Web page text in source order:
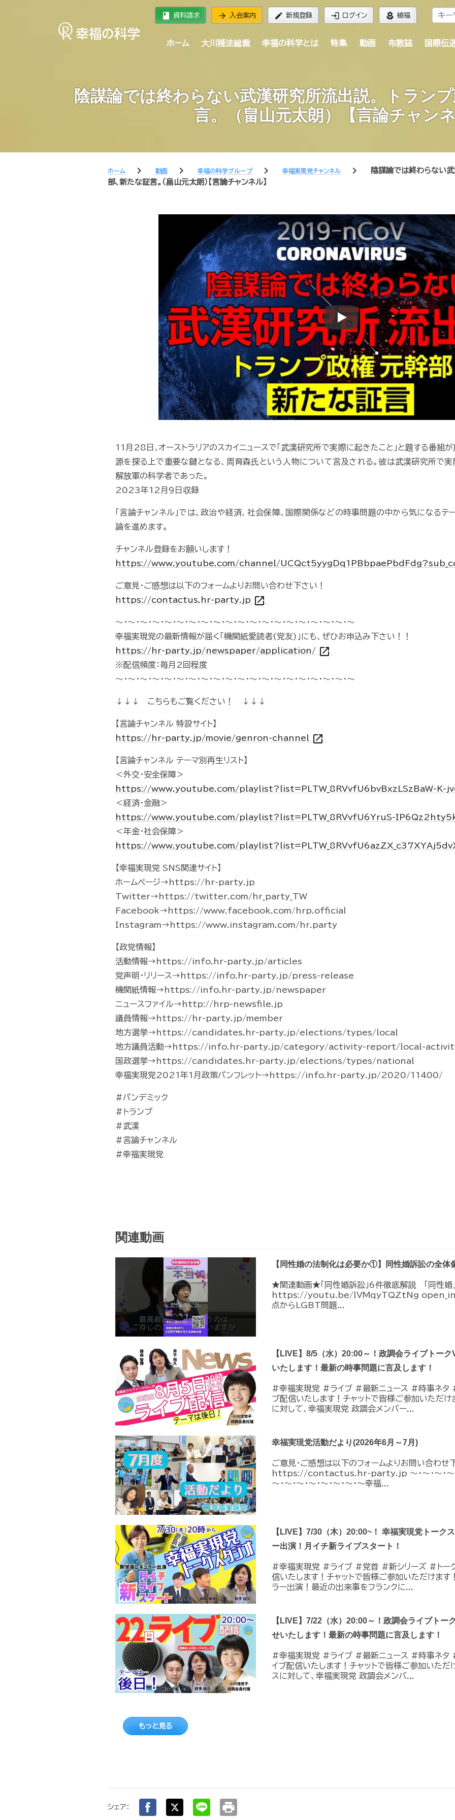
book 資料請求 arrow_forward 入会案内 edit 新規登録 login ログイン local_florist 植福
ホーム 大川隆法総裁 幸福の科学とは 特集 動画 布教誌 国際伝
陰謀論では終わらない武漢研究所流出説。トラン
言。（畠山元太朗）【言論チャン
ホーム chevron_right 動画 chevron_right 幸福の科学グループ chevron_right 幸福実現党チャンネル chevron_right
陰謀論では終わらない
部､新たな証言。（畠山元太朗）【言論チャンネル】
Play
11月28日､オーストラリアのスカイニュースで「武漢研究所で実際に起きたこと」と題する番組
源を探る上で重要な鍵となる、周育森氏という人物について言及される。彼は武漢研究所で
解放軍の科学者であった。
2023年12月9日収録
「言論チャンネル」では、政治や経済、社会保障、国際関係などの時事問題の中から気になる
論を進めます。
チャンネル登録をお願いします！
https://www.youtube.com/channel/
ご意見・ご感想は以下のフォームよりお問い合わせ下さい！
https://contactus.hr-party.jp open_in_new
～・～・～・～・～・～・～・～・～・～・～・～・～・～・～・～・～・～・～・～
幸福実現党の最新情報が届く「機関紙愛読者(党友)」にも、ぜひお申込み下さい！！
https://hr-party.jp/newspaper/application/ open_in_new
※配信頻度：毎月2回程度
～・～・～・～・～・～・～・～・～・～・～・～・～・～・～・～・～・～・～・～
↓↓↓ こちらもご覧ください！ ↓↓↓
【言論チャンネル 特設サイト】
https://hr-party.jp/movie/genron-channel
open_in_new
【言論チャンネル テーマ別再生リスト】
＜外交・安全保障＞
https://www.youtube.com/playlist?list=PLTW_8RVvfU6bvBxzLSzBaW-K-
＜経済・金融＞
https://www.youtube.com/playlist?list=PLTW_8RVvfU6YruS-
＜年金・社会保障＞
https://www.youtube.com/
【幸福実現党 SNS関連サイト】
ホームページ→https://hr-party.jp
Twitter→https://twitter.com/hr_party_TW
Facebook→https://www.facebook.com/hrp.official
Instagram→https://www.instagram.com/hr.party
【政党情報】
活動情報→https://info.hr-party.jp/articles
党声明・リリース→https://info.hr-party.jp/press-release
機関紙情報→https://info.hr-party.jp/newspaper
ニュースファイル→http://hrp-newsfile.jp
議員情報→https://hr-party.jp/member
地方選挙→https://candidates.hr-party.jp/elections/types/local
地方議員活動→https://info.hr-party.jp/category/activity-report/local-
国政選挙→https://candidates.hr-party.jp/elections/types/national
幸福実現党2021年1月政策パンフレット→https://info.hr-party.jp/2020/11400/
#パンデミック
#トランプ
#武漢
#言論チャンネル
#幸福実現党
関連動画
【同性婚の法制化は必要か①】同性婚訴訟の全体
★関連動画★「同性婚訴訟」6件徹底解説 「同性婚
https://youtu.be/lVMqyTQZtNg
点からLGBT問題...
【LIVE】8/5（水）20:00～！政調会ライブトー
いたします！最新の時事問題に言及します！
#幸福実現党 #ライブ #最新ニュース #時事ネタ
ブ配信いたします！チャットで皆様ご参加いただ
に対して、幸福実現党 政調会メンバー...
幸福実現党活動だより(2026年6月～7月)
ご意見・ご感想は以下のフォームよりお問い合わせ
https://contactus.hr-party.jp ～・～・～・～・～・
～・～・～・～・～・～・～・～幸福...
【LIVE】7/30（木）20:00~！ 幸福実現党トー
ー出演！月イチ新ライブスタート！
#幸福実現党 #ライブ #党首 #新シリーズ #トー
信いたします！チャットで皆様ご参加いただけま
ラー出演！最近の出来事をフランクに...
【LIVE】7/22（水）20:00～！政調会ライブト
せいたします！最新の時事問題に言及します！
#幸福実現党 #ライブ #最新ニュース #時事ネ
イブ配信いたします！チャットで皆様ご参加いただ
スに対して、幸福実現党 政調会メンバ...
もっと見る
シェア： print